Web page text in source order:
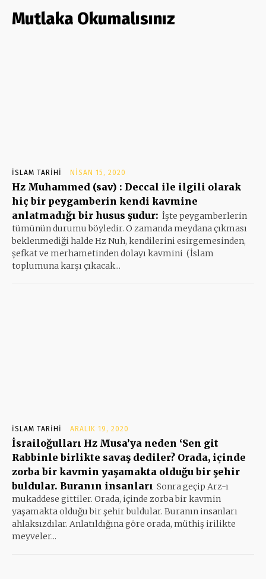
Mutlaka Okumalısınız
İSLAM TARIHI NISAN 15, 2020
Hz Muhammed (sav) : Deccal ile ilgili olarak
hiç bir peygamberin kendi kavmine
anlatmadığı bir husus şudur: İşte peygamberlerin
tümünün durumu böyledir. O zamanda meydana çıkması
beklenmediği halde Hz Nuh, kendilerini esirgemesinden,
şefkat ve merhametinden dolayı kavmini (İslam
toplumuna karşı çıkacak...
İSLAM TARIHI ARALIK 19, 2020
İsrailoğulları Hz Musa’ya neden ‘Sen git
Rabbinle birlikte savaş dediler? Orada, içinde
zorba bir kavmin yaşamakta olduğu bir şehir
buldular. Buranın insanları Sonra geçip Arz-ı
mukaddese gittiler. Orada, içinde zorba bir kavmin
yaşamakta olduğu bir şehir buldular. Buranın insanları
ahlaksızdılar. Anlatıldığına göre orada, müthiş irilikte
meyveler...